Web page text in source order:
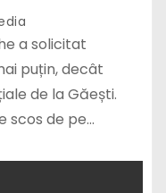
a solicitat
puțin, decât
de la Găești.
scos de pe…